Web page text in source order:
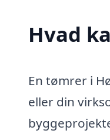
Hvad
En tømrer i
eller din